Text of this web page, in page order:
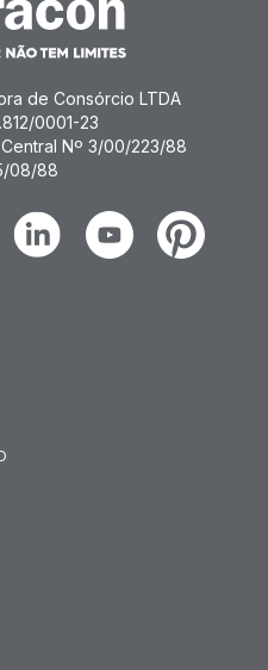
de Consórcio LTDA
0001-23
Nº 3/00/223/88
08/88
LinkedinYoutubePinterest